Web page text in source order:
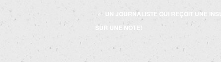
Navigation
des
← UN JOURNALISTE QUI REÇOIT UNE
SUR UNE NOTE!